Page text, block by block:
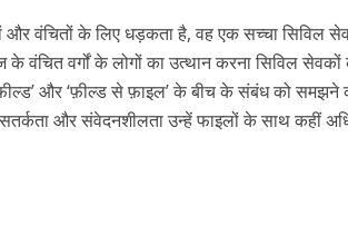
और वंचितों के लिए धड़कता है, वह एक सच्चा सिविल
वंचित वर्गों के लोगों का उत्थान करना सिविल
फ़ील्ड’ और ‘फ़ील्ड से फ़ाइल’ के बीच के संबंध को समझने
और संवेदनशीलता उन्हें फाइलों के साथ कहीं